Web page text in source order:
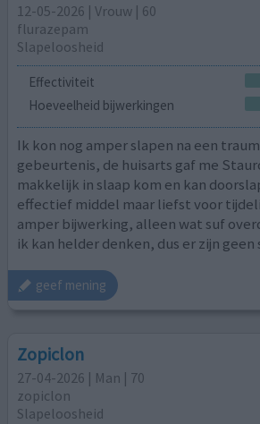
12-05-2026 | Vrouw | 60
flurazepam
Slapeloosheid
Effectiviteit
Hoeveelheid bijwerkingen
Ik kon nog amper slapen na een
gebeurtenis, de huisarts gaf me
makkelijk in slaap kom en kan
effectief middel maar liefst voor
amper bijwerking, alleen wat suf
ik kan helder denken, dus er zijn
geef mening
Zopiclon
27-04-2026 | Man | 70
zopiclon
Slapeloosheid